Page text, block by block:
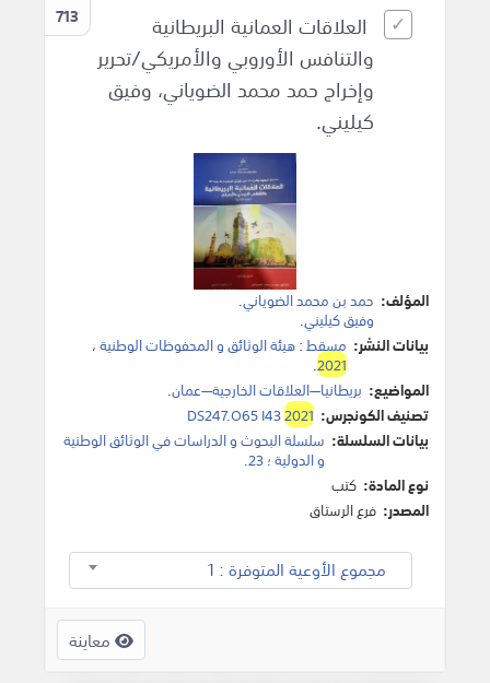
713
العلاقات العمانية البريطانية
والتنافس الأوروبي والأمريكي/تحرير
وإخراج حمد محمد الضوياني، وفيق
كيليني.
المؤلف: حمد بن محمد الضوياني.
وفيق كيليني.
بيانات النشر: مسقط:هيئة الوثائق و المحفوظات الوطنية،
2021
.
المواضيع: بريطانيا—العلاقات الخارجية—عمان‎.
تصنيف الكونجرس:
DS247.O65 I432021
بيانات السلسلة: سلسلة البحوث و الدراسات في الوثائق الوطنية
و الدولية ؛ 23‎.
نوع المادة: كتب
المصدر: فرع الرستاق
مجموع الأوعية المتوفرة : 1
معاينة